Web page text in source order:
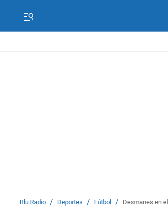
Blu Radio / Deportes / Fútbol / Desmanes en